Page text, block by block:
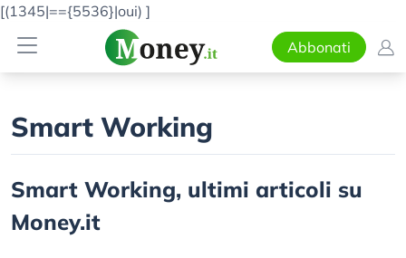
[(1345|=={5536}|oui) ]
Abbonati
Smart Working
Smart Working, ultimi articoli su
Money.it